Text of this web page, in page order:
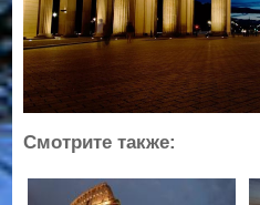
Смотрите также: